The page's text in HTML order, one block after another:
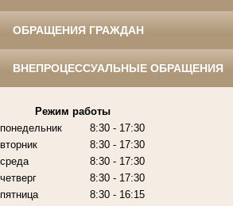
ОБРАЩЕНИЯ ГРАЖДАН
ВНЕПРОЦЕССУАЛЬНЫЕ ОБРАЩЕНИЯ
Режим работы
понедельник
вторник
среда
четверг
пятница
8:30 - 17:30
8:30 - 17:30
8:30 - 17:30
8:30 - 17:30
8:30 - 16:15